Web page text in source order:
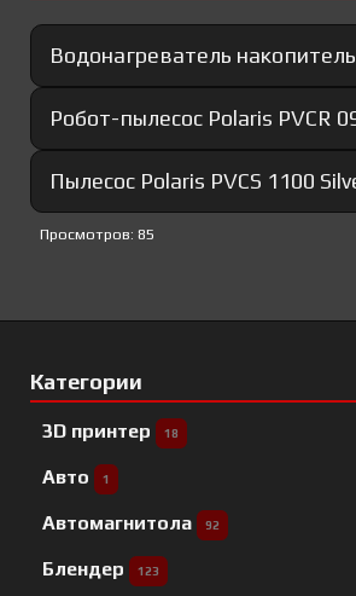
Водонагреватель
Робот-пылесос Polaris PVCR
Пылесос Polaris PVCS 1100
Просмотров: 85
Категории
3D принтер 18
Авто 1
Автомагнитола 92
Блендер 123